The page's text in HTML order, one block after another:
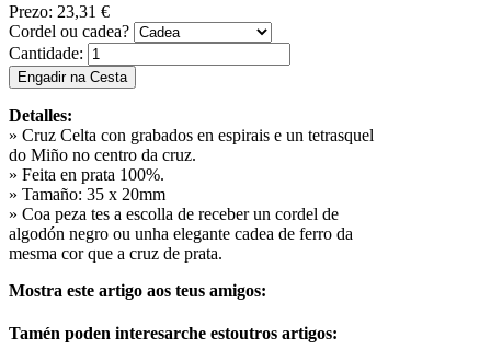
Prezo: 23,31 €
Cordel ou cadea?
Cantidade:
Detalles:
» Cruz Celta con grabados en espirais e un tetrasquel
do Miño no centro da cruz.
» Feita en prata 100%.
» Tamaño: 35 x 20mm
» Coa peza tes a escolla de receber un cordel de
algodón negro ou unha elegante cadea de ferro da
mesma cor que a cruz de prata.
Mostra este artigo aos teus amigos:
Tamén poden interesarche estoutros artigos: